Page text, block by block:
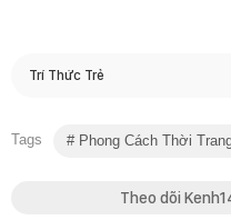
Trí Thức Trẻ
Tags Phong Cách Thời
Theo dõi